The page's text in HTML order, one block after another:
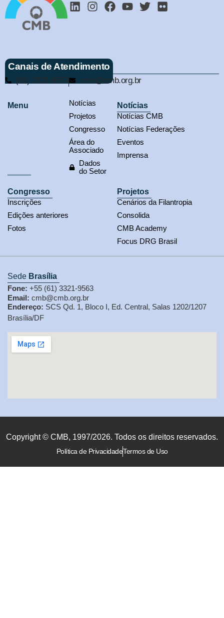
Canais de Atendimento
(61) 3321-9563 cmb@cmb.org.br
Menu
Notícias
Projetos
Congresso
Área do
Associado
Dados
do Setor
Notícias
Notícias CMB
Notícias Federações
Eventos
Imprensa
Congresso
Inscrições
Edições anteriores
Fotos
Projetos
Cenários da Filantropia
Consolida
CMB Academy
Focus DRG Brasil
Sede Brasília
Fone: +55 (61) 3321-9563
Email: cmb@cmb.org.br
Endereço: SCS Qd. 1, Bloco I, Ed. Central, Salas 1202/1207
Brasília/DF
Copyright © CMB, 1997/2026. Todos os direitos reservados.
Política de PrivacidadeTermos de Uso